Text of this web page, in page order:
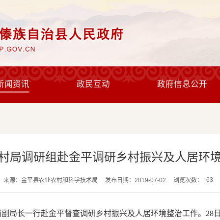
闻资讯 政民互动 政府信息公开
局调研组赴金平调研乡村振兴及人居环
来源：金平县农业农村和科学技术局 发布日期：2019-07-02 浏览次数： 63
长一行赴金平督查调研乡村振兴及人居环境整治工作。28